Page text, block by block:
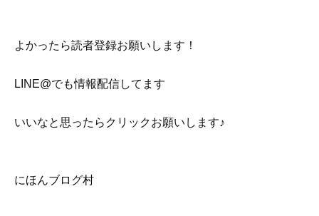
よかったら読者登録お願いします！
LINE@でも情報配信してます
いいなと思ったらクリックお願いします♪
にほんブログ村